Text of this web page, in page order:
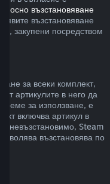
възстановяване
възстановяване
закупени посредством
за всеки комплект,
от артикулите в него да
за използване, е
включва артикул в
невъзстановимо, Steam
възстановява по